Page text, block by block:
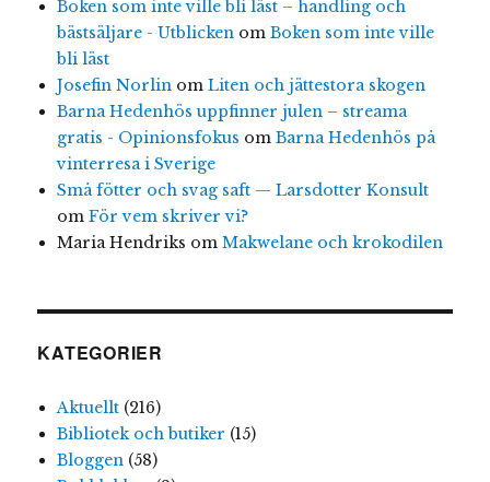
Boken som inte ville bli läst – handling och
bästsäljare - Utblickenom Boken som inte ville
bli läst
Josefin Norlinom Liten och jättestora skogen
Barna Hedenhös uppfinner julen – streama
gratis - Opinionsfokus om Barna Hedenhös på
vinterresa i Sverige
Små fötter och svag saft — Larsdotter Konsult
om För vem skriver vi?
Maria Hendriks om Makwelane och krokodilen
KATEGORIER
Aktuellt(216)
Bibliotek och butiker (15)
Bloggen(58)